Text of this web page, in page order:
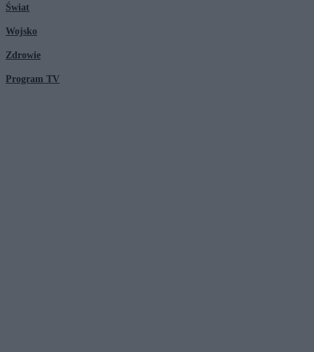
Świat
Wojsko
Zdrowie
Program TV